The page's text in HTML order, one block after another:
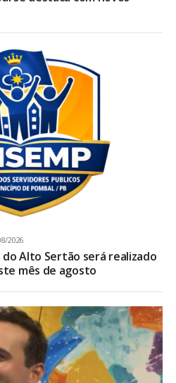
2026
Alto Sertão será realizado
mês de agosto